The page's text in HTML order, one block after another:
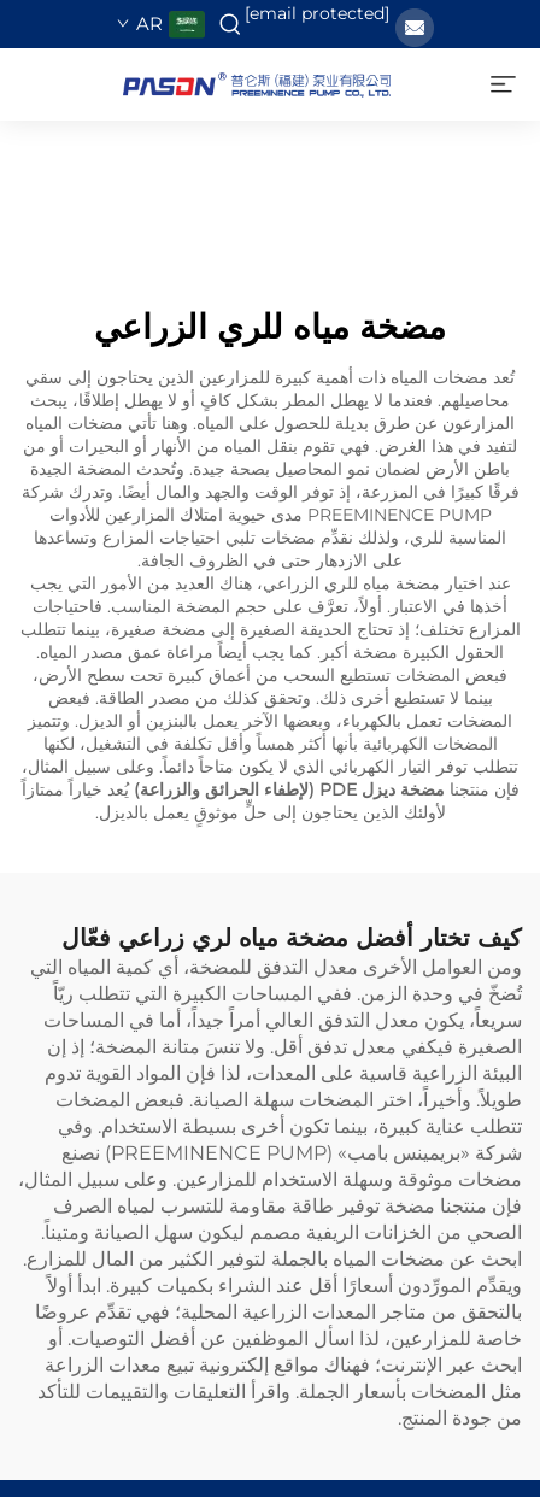
[email protected]
AR
مضخة مياه للري الزراعي
تُعد مضخات المياه ذات أهمية كبيرة للمزارعين الذين يحتاجون إلى سقي
محاصيلهم. فعندما لا يهطل المطر بشكل كافٍ أو لا يهطل إطلاقًا، يبحث
المزارعون عن طرق بديلة للحصول على المياه. وهنا تأتي مضخات المياه
لتفيد في هذا الغرض. فهي تقوم بنقل المياه من الأنهار أو البحيرات أو من
باطن الأرض لضمان نمو المحاصيل بصحة جيدة. وتُحدث المضخة الجيدة
فرقًا كبيرًا في المزرعة، إذ توفر الوقت والجهد والمال أيضًا. وتدرك شركة
PREEMINENCE PUMP مدى حيوية امتلاك المزارعين للأدوات
المناسبة للري، ولذلك نقدِّم مضخات تلبي احتياجات المزارع وتساعدها
على الازدهار حتى في الظروف الجافة.
عند اختيار مضخة مياه للري الزراعي، هناك العديد من الأمور التي يجب
أخذها في الاعتبار. أولاً، تعرَّف على حجم المضخة المناسب. فاحتياجات
المزارع تختلف؛ إذ تحتاج الحديقة الصغيرة إلى مضخة صغيرة، بينما تتطلب
الحقول الكبيرة مضخة أكبر. كما يجب أيضاً مراعاة عمق مصدر المياه.
فبعض المضخات تستطيع السحب من أعماق كبيرة تحت سطح الأرض،
بينما لا تستطيع أخرى ذلك. وتحقق كذلك من مصدر الطاقة. فبعض
المضخات تعمل بالكهرباء، وبعضها الآخر يعمل بالبنزين أو الديزل. وتتميز
المضخات الكهربائية بأنها أكثر همساً وأقل تكلفة في التشغيل، لكنها
تتطلب توفر التيار الكهربائي الذي لا يكون متاحاً دائماً. وعلى سبيل المثال،
فإن منتجنا مضخة ديزل PDE (لإطفاء الحرائق والزراعة)
يُعد خياراً ممتازاً
لأولئك الذين يحتاجون إلى حلٍّ موثوقٍ يعمل بالديزل.
كيف تختار أفضل مضخة مياه لري زراعي فعّال
ومن العوامل الأخرى معدل التدفق للمضخة، أي كمية المياه التي
تُضخّ في وحدة الزمن. ففي المساحات الكبيرة التي تتطلب ريّاً
سريعاً، يكون معدل التدفق العالي أمراً جيداً، أما في المساحات
الصغيرة فيكفي معدل تدفق أقل. ولا تنسَ متانة المضخة؛ إذ إن
البيئة الزراعية قاسية على المعدات، لذا فإن المواد القوية تدوم
طويلاً. وأخيراً، اختر المضخات سهلة الصيانة. فبعض المضخات
تتطلب عناية كبيرة، بينما تكون أخرى بسيطة الاستخدام. وفي
شركة «بريمينس بامب» (PREEMINENCE PUMP) نصنع
مضخات موثوقة وسهلة الاستخدام للمزارعين. وعلى سبيل المثال،
فإن منتجنا مضخة توفير طاقة مقاومة للتسرب لمياه الصرف
الصحي من الخزانات الريفية مصمم ليكون سهل الصيانة ومتيناً.
ابحث عن مضخات المياه بالجملة لتوفير الكثير من المال للمزارع.
ويقدِّم المورِّدون أسعارًا أقل عند الشراء بكميات كبيرة. ابدأ أولاً
بالتحقق من متاجر المعدات الزراعية المحلية؛ فهي تقدِّم عروضًا
خاصة للمزارعين، لذا اسأل الموظفين عن أفضل التوصيات. أو
ابحث عبر الإنترنت؛ فهناك مواقع إلكترونية تبيع معدات الزراعة
مثل المضخات بأسعار الجملة. واقرأ التعليقات والتقييمات للتأكد
من جودة المنتج.